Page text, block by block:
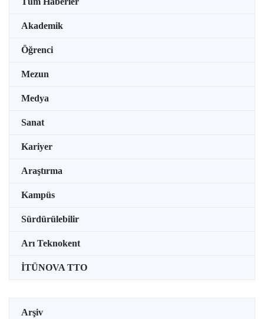
Akademik
Öğrenci
Mezun
Medya
Sanat
Kariyer
Araştırma
Kampüs
Sürdürülebilir
Arı Teknokent
İTÜNOVA TTO
Arşiv